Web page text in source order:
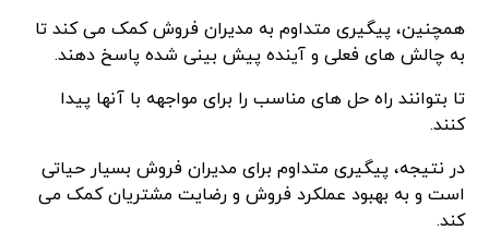
همچنین، پیگیری متداوم به مدیران فروش کمک می کند تا
به چالش های فعلی و آینده پیش بینی شده پاسخ دهند.
تا بتوانند راه حل های مناسب را برای مواجهه با آنها پیدا
کنند.
در نتیجه، پیگیری متداوم برای مدیران فروش بسیار حیاتی
است و به بهبود عملکرد فروش و رضایت مشتریان کمک می
کند.